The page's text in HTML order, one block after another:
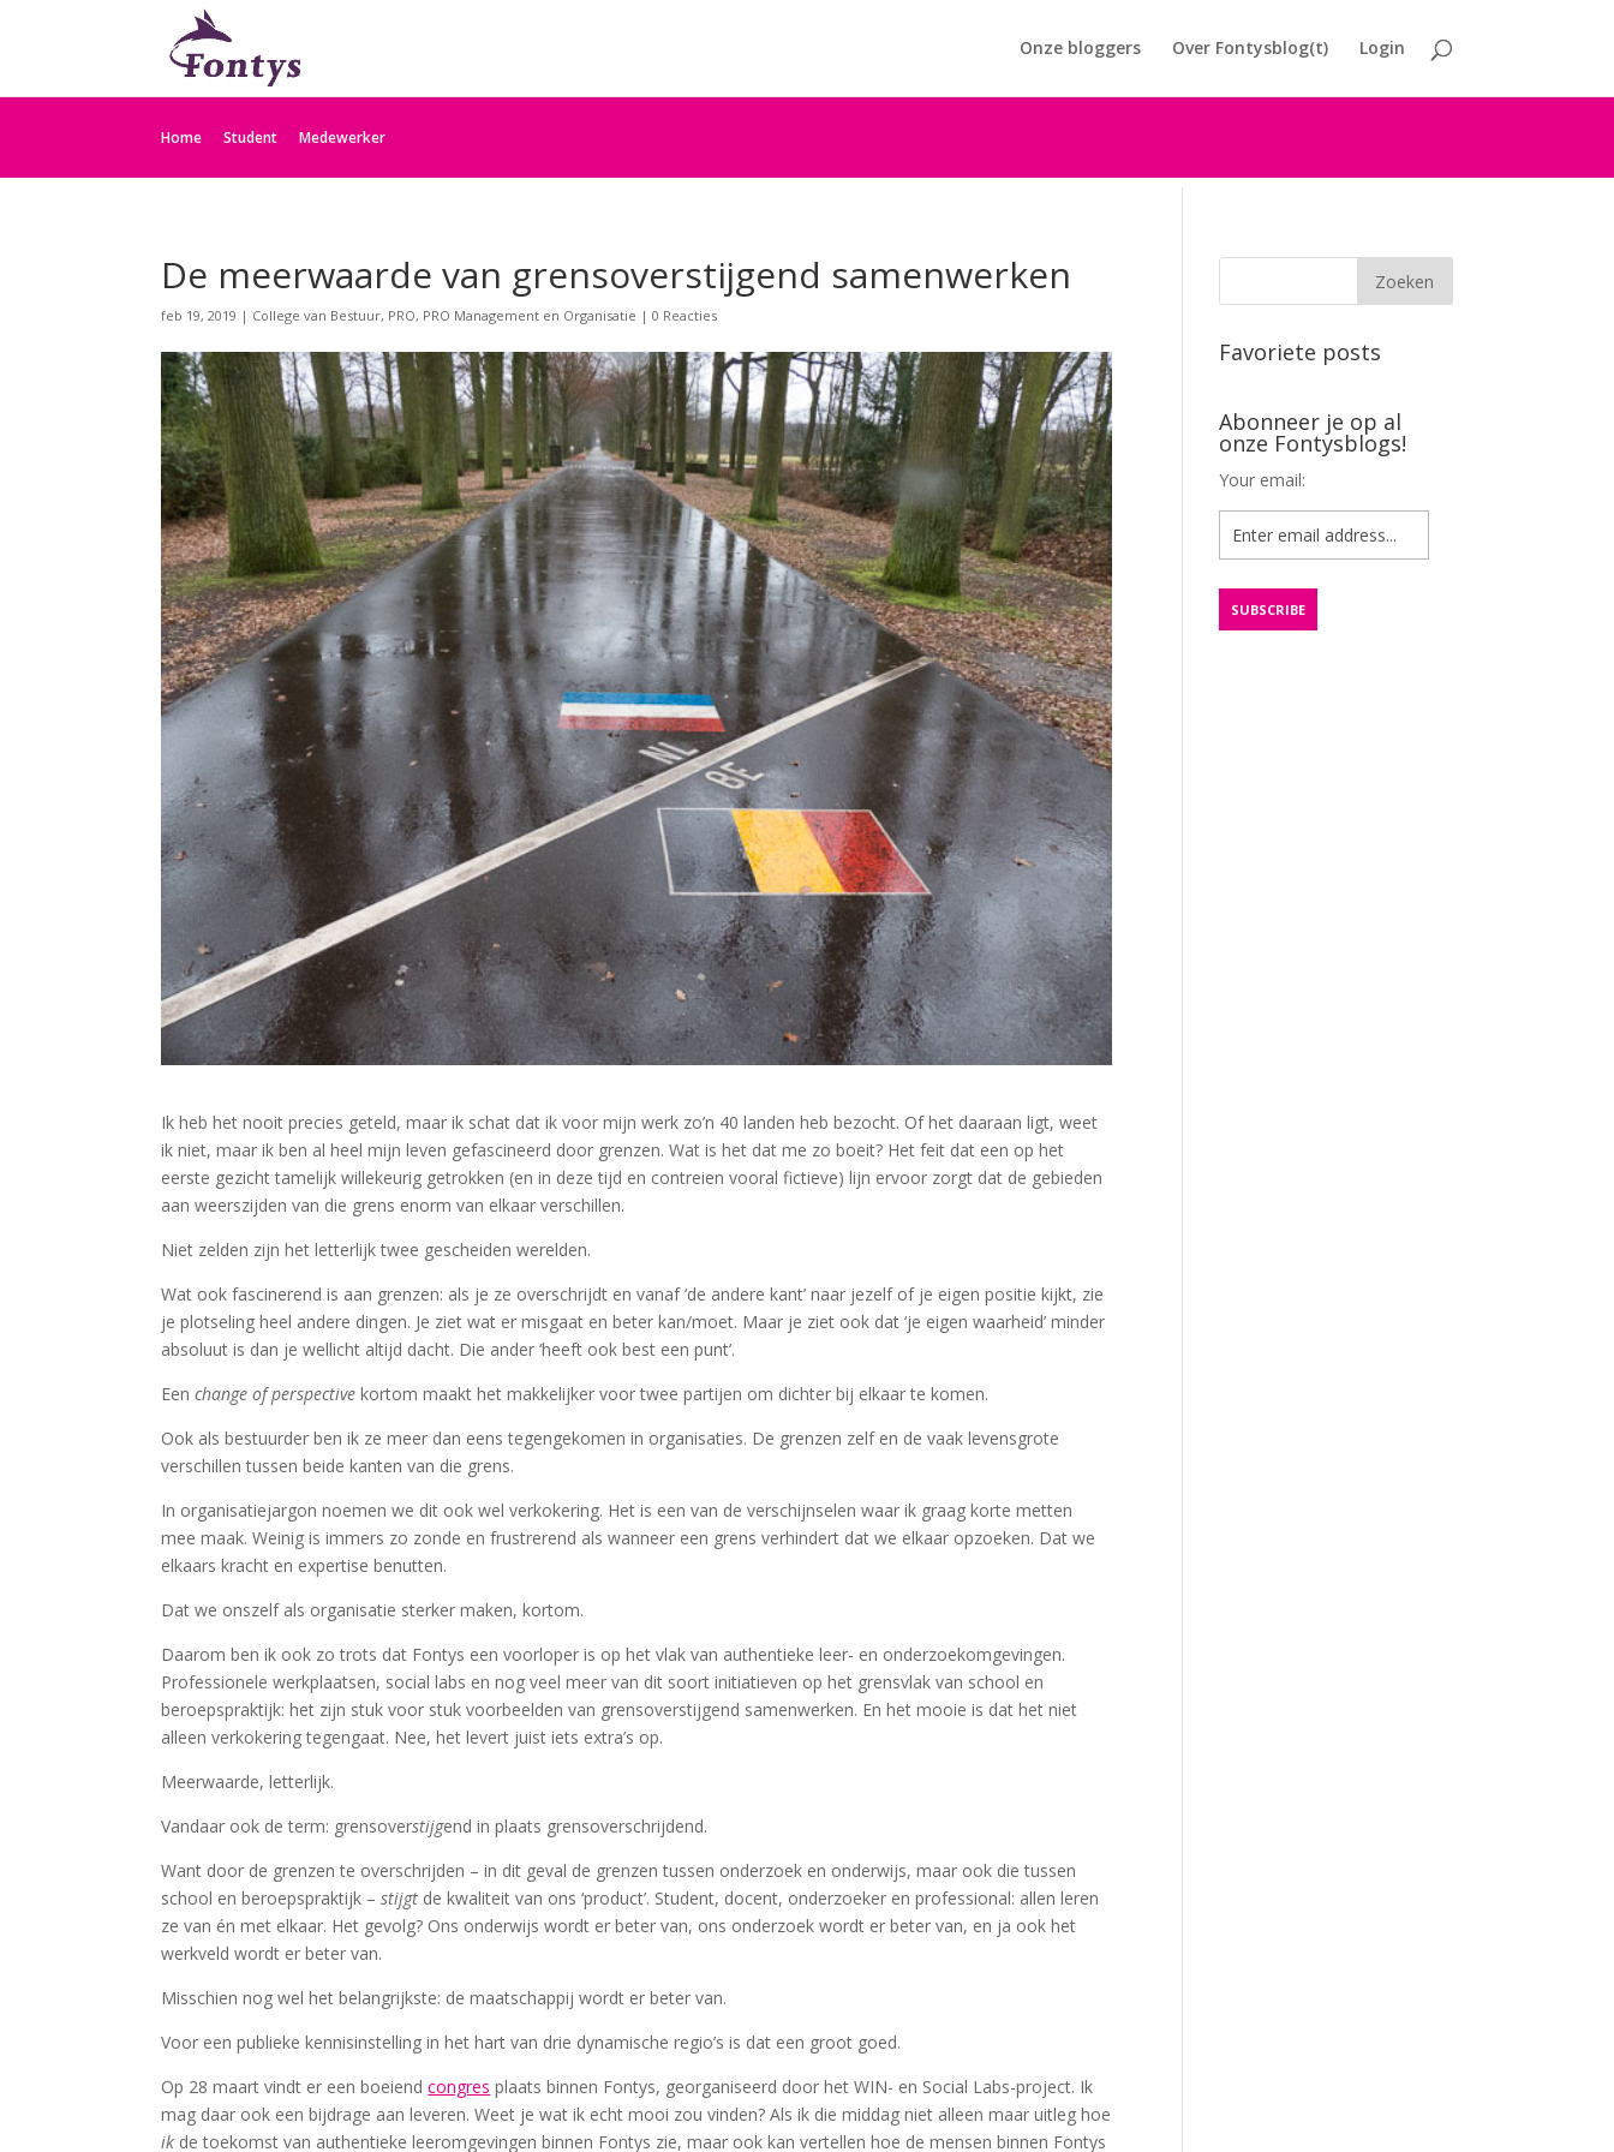
Home Student Medewerker
Onze bloggers Over Fontysblog(t) Login
De meerwaarde van grensoverstijgend samenwerken
feb 19, 2019 | College van Bestuur, PRO, PRO Management en Organisatie |0 Reacties
Ik heb het nooit precies geteld, maar ik schat dat ik voor mijn werk zo’n 40 landen heb bezocht. Of het daaraan ligt, weet
ik niet, maar ik ben al heel mijn leven gefascineerd door grenzen. Wat is het dat me zo boeit? Het feit dat een op het
eerste gezicht tamelijk willekeurig getrokken (en in deze tijd en contreien vooral fictieve) lijn ervoor zorgt dat de gebieden
aan weerszijden van die grens enorm van elkaar verschillen.
Niet zelden zijn het letterlijk twee gescheiden werelden.
Wat ook fascinerend is aan grenzen: als je ze overschrijdt en vanaf ‘de andere kant’ naar jezelf of je eigen positie kijkt, zie
je plotseling heel andere dingen. Je ziet wat er misgaat en beter kan/moet. Maar je ziet ook dat ‘je eigen waarheid’ minder
absoluut is dan je wellicht altijd dacht. Die ander ‘heeft ook best een punt’.
Eenchange of perspective kortom maakt het makkelijker voor twee partijen om dichter bij elkaar te komen.
Ook als bestuurder ben ik ze meer dan eens tegengekomen in organisaties. De grenzen zelf en de vaak levensgrote
verschillen tussen beide kanten van die grens.
In organisatiejargon noemen we dit ook wel verkokering. Het is een van de verschijnselen waar ik graag korte metten
mee maak. Weinig is immers zo zonde en frustrerend als wanneer een grens verhindert dat we elkaar opzoeken. Dat we
elkaars kracht en expertise benutten.
Dat we onszelf als organisatie sterker maken, kortom.
Daarom ben ik ook zo trots dat Fontys een voorloper is op het vlak van authentieke leer- en onderzoekomgevingen.
Professionele werkplaatsen, social labs en nog veel meer van dit soort initiatieven op het grensvlak van school en
beroepspraktijk: het zijn stuk voor stuk voorbeelden van grensoverstijgend samenwerken. En het mooie is dat het niet
alleen verkokering tegengaat. Nee, het levert juist iets extra’s op.
Meerwaarde, letterlijk.
Vandaar ook de term: grensoverstijgend in plaats grensoverschrijdend.
Want door de grenzen te overschrijden – in dit geval de grenzen tussen onderzoek en onderwijs, maar ook die tussen
school en beroepspraktijk –stijgt de kwaliteit van ons ‘product’. Student, docent, onderzoeker en professional: allen leren
ze van én met elkaar. Het gevolg? Ons onderwijs wordt er beter van, ons onderzoek wordt er beter van, en ja ook het
werkveld wordt er beter van.
Misschien nog wel het belangrijkste: de maatschappij wordt er beter van.
Voor een publieke kennisinstelling in het hart van drie dynamische regio’s is dat een groot goed.
Op 28 maart vindt er een boeiendcongres plaats binnen Fontys, georganiseerd door het WIN- en Social Labs-project. Ik
mag daar ook een bijdrage aan leveren. Weet je wat ik echt mooi zou vinden? Als ik die middag niet alleen maar uitleg hoe
ik de toekomst van authentieke leeromgevingen binnen Fontys zie, maar ook kan vertellen hoe de mensen binnen Fontys
Favoriete posts
Abonneer je op al
onze Fontysblogs!
Your email: